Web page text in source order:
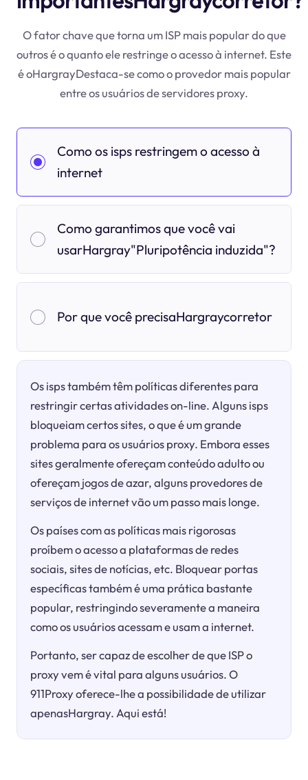
O fator chave que torna um ISP mais popular do que
outros é o quanto ele restringe o acesso à internet. Este
é oHargrayDestaca-se como o provedor mais popular
entre os usuários de servidores proxy.
Como os isps restringem o acesso à
internet
Como garantimos que você vai
usarHargray"Pluripotência induzida"?
Por que você precisaHargraycorretor
Os isps também têm políticas diferentes para
restringir certas atividades on-line. Alguns isps
bloqueiam certos sites, o que é um grande
problema para os usuários proxy. Embora esses
sites geralmente ofereçam conteúdo adulto ou
ofereçam jogos de azar, alguns provedores de
serviços de internet vão um passo mais longe.
Os países com as políticas mais rigorosas
proíbem o acesso a plataformas de redes
sociais, sites de notícias, etc. Bloquear portas
específicas também é uma prática bastante
popular, restringindo severamente a maneira
como os usuários acessam e usam a internet.
Portanto, ser capaz de escolher de que ISP o
proxy vem é vital para alguns usuários. O
911Proxy oferece-lhe a possibilidade de utilizar
apenasHargray. Aqui está!